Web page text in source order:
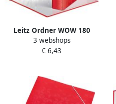
Leitz Ordner WOW 180
gelamineerd 50mm A4 rood
3 webshops
€ 6,43